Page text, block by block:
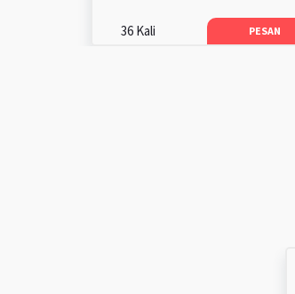
36 Kali PESAN